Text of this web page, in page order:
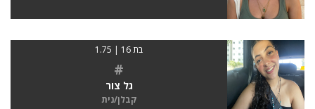
בת 16 | 1.75
#
גל צור
קבלן/נית